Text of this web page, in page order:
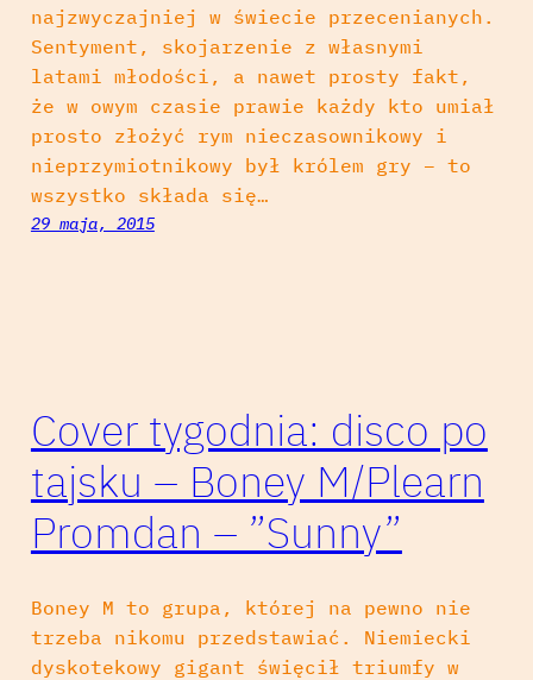
najzwyczajniej w świecie przecenianych.
Sentyment, skojarzenie z własnymi
latami młodości, a nawet prosty fakt,
że w owym czasie prawie każdy kto umiał
prosto złożyć rym nieczasownikowy i
nieprzymiotnikowy był królem gry – to
wszystko składa się…
29 maja, 2015
Cover tygodnia: disco po
tajsku – Boney M/Plearn
Promdan – ”Sunny”
Boney M to grupa, której na pewno nie
trzeba nikomu przedstawiać. Niemiecki
dyskotekowy gigant święcił triumfy w